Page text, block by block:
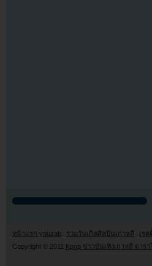
หน้าแรก youzab รวมวันเกิดศิลปินเกาหลี เรต
Copyright © 2011 Kpop ข่าวบันเทิงเกาหลี ดา